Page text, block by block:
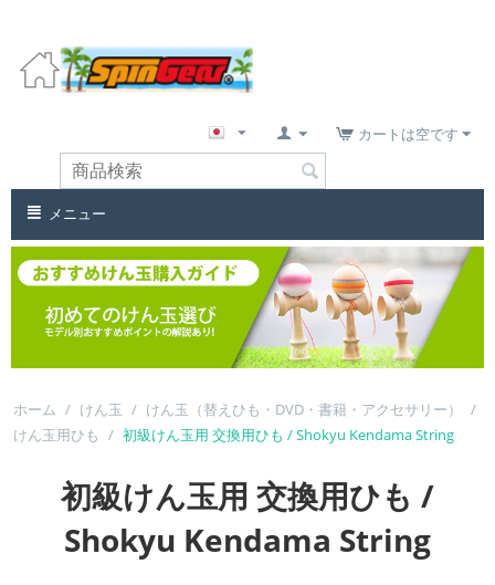
カートは空です
メニュー
ホーム / けん玉 / けん玉（替えひも・DVD・書籍・アクセサリー）
/
けん玉用ひも / 初級けん玉用 交換用ひも / Shokyu Kendama String
初級けん玉用 交換用ひも /
Shokyu Kendama String